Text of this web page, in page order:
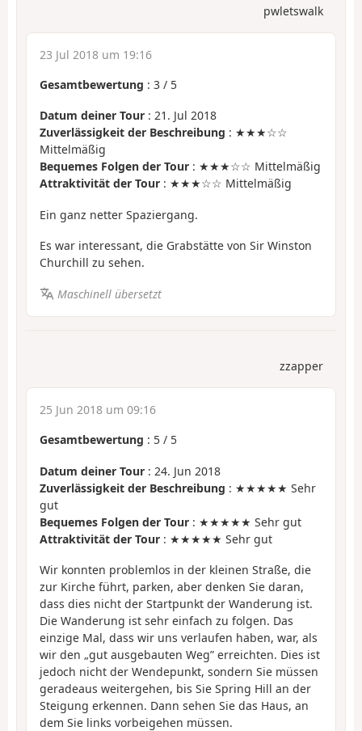
pwletswalk
23 Jul 2018 um 19:16
Gesamtbewertung : 3 / 5
Datum deiner Tour : 21. Jul 2018
Zuverlässigkeit der Beschreibung : ★★★☆☆
Mittelmäßig
Bequemes Folgen der Tour : ★★★☆☆ Mittelmäßig
Attraktivität der Tour : ★★★☆☆ Mittelmäßig
Ein ganz netter Spaziergang.
Es war interessant, die Grabstätte von Sir Winston
Churchill zu sehen.
Maschinell übersetzt
zzapper
25 Jun 2018 um 09:16
Gesamtbewertung : 5 / 5
Datum deiner Tour : 24. Jun 2018
Zuverlässigkeit der Beschreibung : ★★★★★ Sehr
gut
Bequemes Folgen der Tour : ★★★★★ Sehr gut
Attraktivität der Tour : ★★★★★ Sehr gut
Wir konnten problemlos in der kleinen Straße, die
zur Kirche führt, parken, aber denken Sie daran,
dass dies nicht der Startpunkt der Wanderung ist.
Die Wanderung ist sehr einfach zu folgen. Das
einzige Mal, dass wir uns verlaufen haben, war, als
wir den „gut ausgebauten Weg” erreichten. Dies ist
jedoch nicht der Wendepunkt, sondern Sie müssen
geradeaus weitergehen, bis Sie Spring Hill an der
Steigung erkennen. Dann sehen Sie das Haus, an
dem Sie links vorbeigehen müssen.